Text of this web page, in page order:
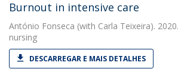
Burnout in intensive care
António Fonseca (with Carla Teixeira).
nursing
DESCARREGAR E MAIS DETALHES